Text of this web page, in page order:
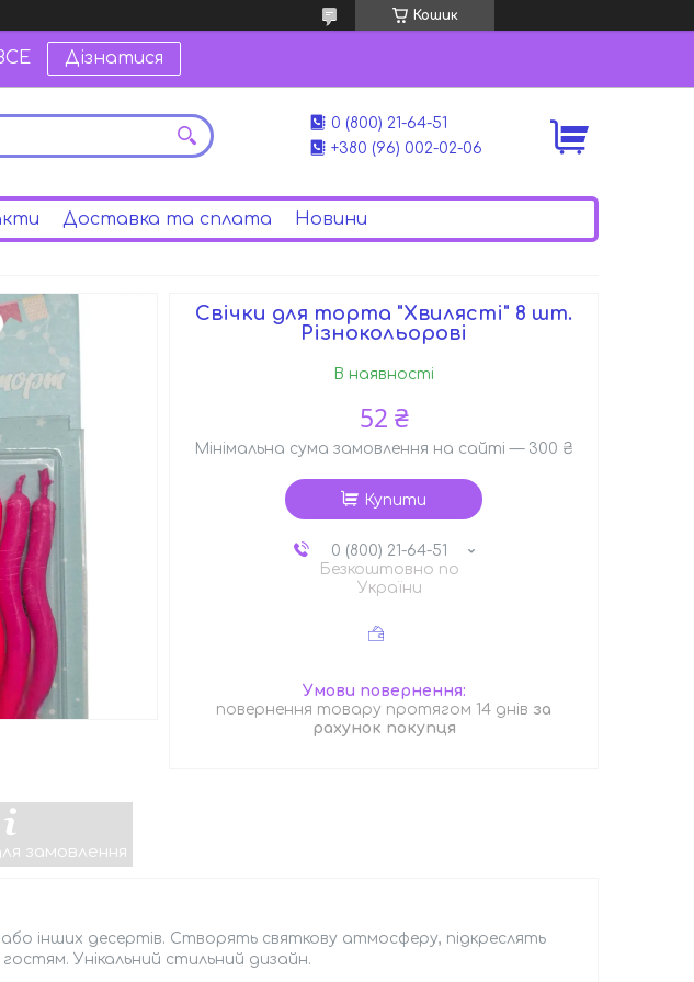
Кошик
Дізнатися
0 (800) 21-64-51
+380 (96) 002-02-06
Доставка та сплата Новини
Свічки для торта "Хвилясті" 8 шт.
Різнокольорові
В наявності
52 ₴
Мінімальна сума замовлення на сайті — 300 ₴
Купити
0 (800) 21-64-51
Безкоштовно по
України
повернення товару протягом 14 днів за
рахунок покупця
замовлення
інших десертів. Створять святкову атмосферу, підкреслять
Унікальний стильний дизайн.